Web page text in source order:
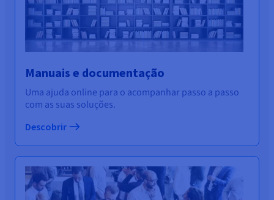
Manuais e documentação
Uma ajuda online para o acompanhar passo a passo
com as suas soluções.
Descobrir